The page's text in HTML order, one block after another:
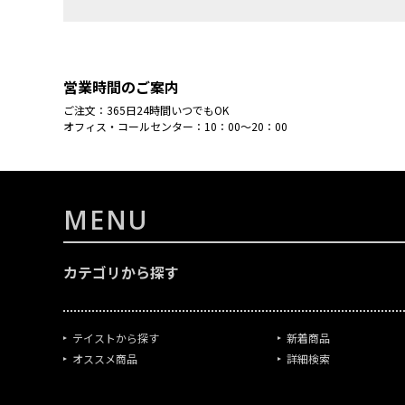
営業時間のご案内
ご注文：365日24時間いつでもOK
オフィス・コールセンター：10：00～20：00
MENU
カテゴリから探す
テイストから探す
オススメ商品
新着商品
詳細検索